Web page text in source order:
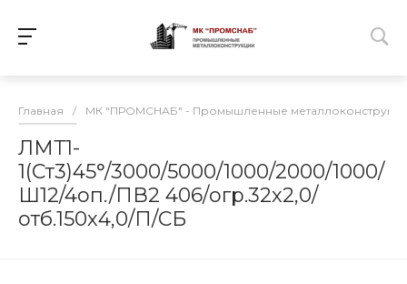
Главная / МК "ПРОМСНАБ" - Промышленные
ЛМТ1-
1(Ст3)45°/3000/5000/1000/2000/1000/
Ш12/4оп./ПВ2 406/огр.32х2,0/
отб.150х4,0/П/СБ